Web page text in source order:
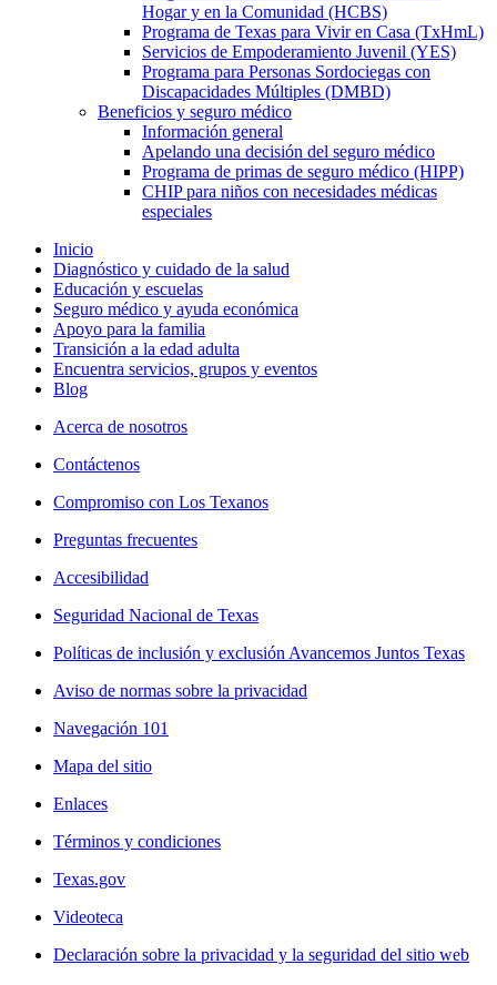
Hogar y en la Comunidad (HCBS)
Programa de Texas para Vivir en Casa (TxHmL)
Servicios de Empoderamiento Juvenil (YES)
Programa para Personas Sordociegas con
Discapacidades Múltiples (DMBD)
Beneficios y seguro médico
Información general
Apelando una decisión del seguro médico
Programa de primas de seguro médico (HIPP)
CHIP para niños con necesidades médicas
especiales
Inicio
Diagnóstico y cuidado de la salud
Educación y escuelas
Seguro médico y ayuda económica
Apoyo para la familia
Transición a la edad adulta
Encuentra servicios, grupos y eventos
Blog
Acerca de nosotros
Contáctenos
Compromiso con Los Texanos
Preguntas frecuentes
Accesibilidad
Seguridad Nacional de Texas
Políticas de inclusión y exclusión Avancemos Juntos Texas
Aviso de normas sobre la privacidad
Navegación 101
Mapa del sitio
Enlaces
Términos y condiciones
Texas.gov
Videoteca
Declaración sobre la privacidad y la seguridad del sitio web